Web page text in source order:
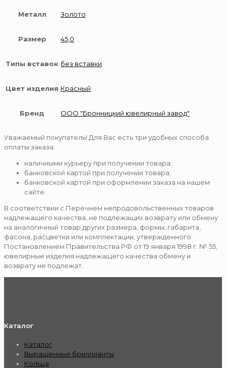
Металл Золото
Размер 45,0
Типы вставок без вставки
Цвет изделия Красный
Бренд ООО "Бронницкий ювелирный завод"
Уважаемый покупатель! Для Вас есть три удобных способа
оплаты заказа:
наличными курьеру при получении товара;
банковской картой при получении товара;
банковской картой при оформлении заказа на нашем
сайте.
В соответствии с Перечнем непродовольственных товаров
надлежащего качества, не подлежащих возврату или обмену
на аналогичный товар других размера, формы, габарита,
фасона, расцветки или комплектации, утвержденного
Постановлением Правительства РФ от 19 января 1998 г. № 55,
ювелирные изделия надлежащего качества обмену и
возврату не подлежат.
Каталог
Каталог
Выращенные бриллианты
Кольца